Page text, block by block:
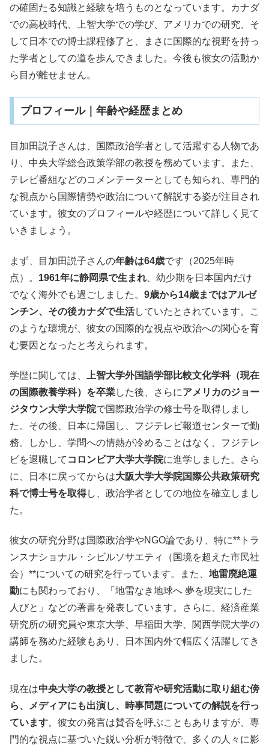
の確固たる知識と経験を培うものとなっています。カナダ
での高校時代、上智大学での学び、アメリカでの研究、そ
して日本での博士課程修了と、まさに国際的な視野を持っ
た学者としての道を歩んできました。今後も彼女の活動か
ら目が離せません。
プロフィール｜年齢や経歴まとめ
目加田説子さんは、国際政治学者として活躍する人物であ
り、中央大学総合政策学部の教授を務めています。また、
テレビ番組などのコメンテーターとしても知られ、専門的
な視点から国際情勢や政治について解説する姿が注目され
ています。彼女のプロフィールや経歴について詳しく見て
いきましょう。
まず、目加田説子さんの年齢は64歳です（2025年時
点）。 1961年に静岡県で生まれ 、幼少期を日本国内だけ
でなく海外でも過ごしました。 9歳から14歳まではアルゼ
ンチン、その後カナダで生活していたとされています。こ
のような環境が、彼女の国際的な視点や政治への関心を育
む要因となったと考えられます。
学歴に関しては、
上智大学外国語学部比較文化学科（現在
の国際教養学科）を卒業した後、さらにアメリカのジョー
ジタウン大学大学院で国際政治学の修士号を取得しまし
た。その後、日本に帰国し、フジテレビ報道センターで勤
務。しかし、学問への情熱が冷めることはなく、フジテレ
ビを退職して コロンビア大学大学院に進学しました。さら
に、日本に戻ってからは大阪大学大学院国際公共政策研究
科で博士号を取得し、政治学者としての地位を確立しまし
た。
彼女の研究分野は国際政治学やNGO論であり、特に**トラ
ンスナショナル・シビルソサエティ（国境を超えた市民社
会）**についての研究を行っています。また、 地雷廃絶運
動にも関わっており、「地雷なき地球へ 夢を現実にした
人びと」などの著書を発表しています。さらに、経済産業
研究所の研究員や東京大学、早稲田大学、関西学院大学の
講師を務めた経験もあり、日本国内外で幅広く活躍してき
ました。
現在は中央大学の教授として教育や研究活動に取り組む傍
ら、メディアにも出演し、時事問題についての解説を行っ
ています。彼女の発言は賛否を呼ぶこともありますが、専
門的な視点に基づいた鋭い分析が特徴で、多くの人々に影